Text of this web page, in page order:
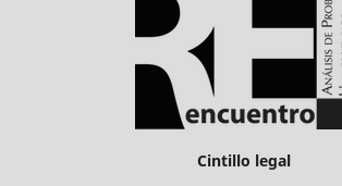
Cintillo legal